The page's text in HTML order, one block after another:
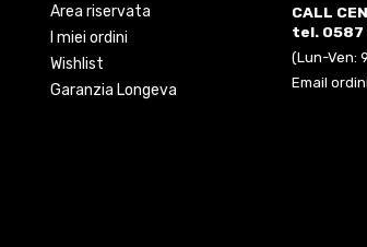
Area riservata
I miei ordini
Wishlist
Garanzia Longeva
CALL
tel. 0587
(Lun-Ven:
Email